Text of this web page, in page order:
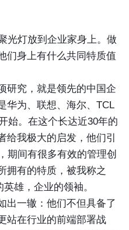
光灯放到企业家身上。做
们身上有什么共同特质值
研究，就是领先的中国企
华为、联想、海尔、TCL
始。在这个长达近30年的
给我极大的启发，他们引
期间有很多有效的管理创
拥有的特质，被我称之
雄，企业的领袖。
出一辙：他们不但具备了
站在行业的前端部署战